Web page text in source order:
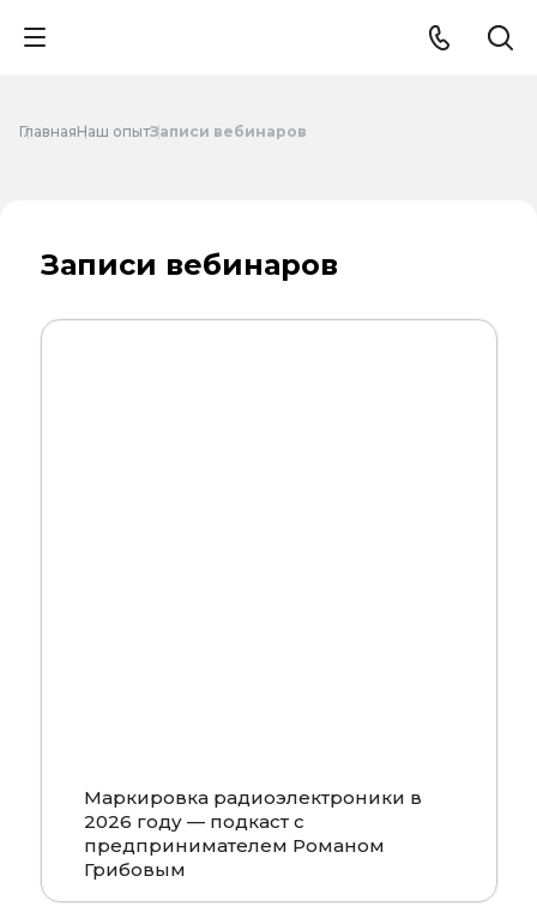
ГлавнаяНаш опытЗаписи вебинаров
Записи вебинаров
Маркировка радиоэлектроники в
2026 году — подкаст с
предпринимателем Романом
Грибовым